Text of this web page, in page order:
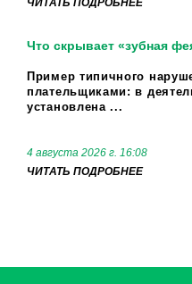
Что скрывает «зубная
Пример типичного
плательщиками: в
установлена ...
4 августа 2026 г. 16:08
ЧИТАТЬ ПОДРОБНЕЕ